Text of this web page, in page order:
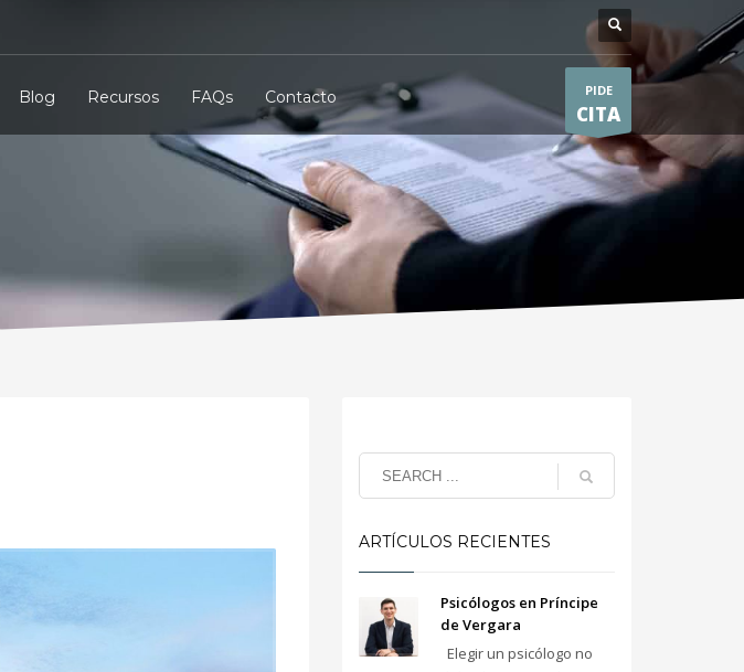
Blog Recursos FAQs Contacto PIDE
CITA
ARTÍCULOS RECIENTES
Psicólogos en Príncipe
de Vergara
Elegir un psicólogo no